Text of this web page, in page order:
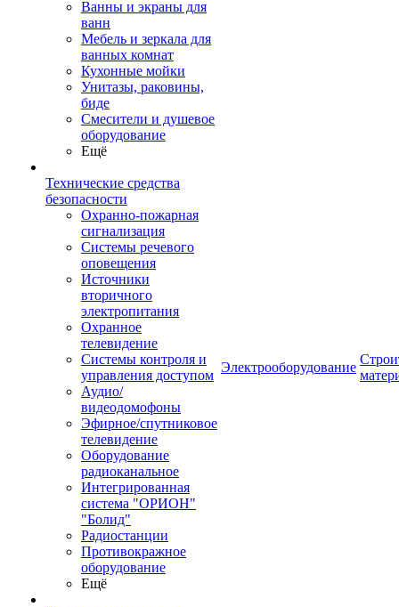
Ванны и экраны для
ванн
Мебель и зеркала для
ванных комнат
Кухонные мойки
Унитазы, раковины,
биде
Смесители и душевое
оборудование
Ещё
Технические средства
безопасности
Охранно-пожарная
сигнализация
Системы речевого
оповещения
Источники
вторичного
электропитания
Охранное
телевидение
Системы контроля и
управления доступом
Аудио/
видеодомофоны
Эфирное/спутниковое
телевидение
Оборудование
радиоканальное
Интегрированная
система "ОРИОН"
"Болид"
Радиостанции
Противокражное
оборудование
Ещё
Электрооборудование